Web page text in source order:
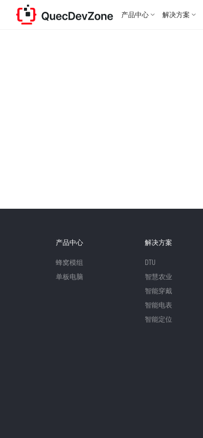
产品中心 解决方案
产品中心
蜂窝模组
单板电脑
解决方案
DTU
智慧农业
智能穿戴
智能电表
智能定位